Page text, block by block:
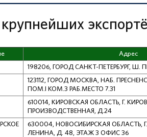
крупнейших
Адрес
198206, ГОРОД САНКТ-ПЕТЕРБУРГ, Ш.
123112, ГОРОД МОСКВА, НАБ.
ПОМ.I КОМ.3 РАБ.МЕСТО 7.31
610014, КИРОВСКАЯ ОБЛАСТЬ, Г.
ПРОИЗВОДСТВЕННАЯ, Д.24
630004, НОВОСИБИРСКАЯ ОБЛАСТЬ,
ЛЕНИНА, Д. 48, ЭТАЖ 3 ОФИС 36